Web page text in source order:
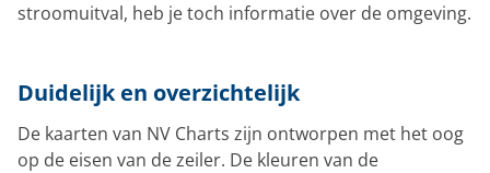
stroomuitval, heb je toch informatie over de omgeving.
Duidelijk en overzichtelijk
De kaarten van NV Charts zijn ontworpen met het oog
op de eisen van de zeiler. De kleuren van de